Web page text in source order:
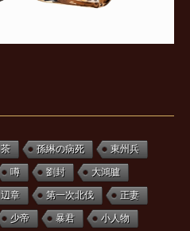
茶 孫綝の病死 東州兵
噂 劉封 大鴻臚
辺章 第一次北伐 正妻
少帝 暴君 小人物